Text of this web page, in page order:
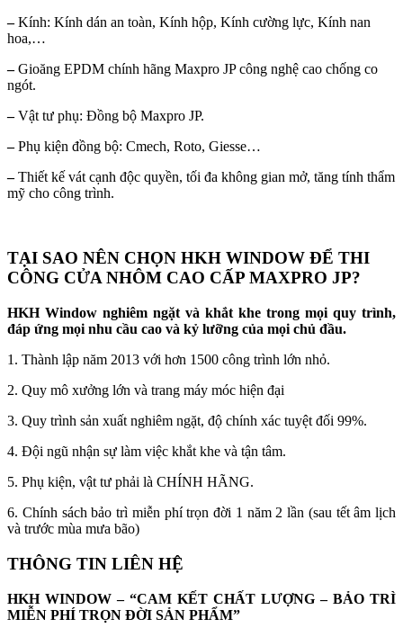
–Kính: Kính dán an toàn, Kính hộp, Kính cường lực, Kính nan
hoa,…
–Gioăng EPDM chính hãng Maxpro JP công nghệ cao chống co
ngót.
–Vật tư phụ: Đồng bộ Maxpro JP.
–Phụ kiện đồng bộ: Cmech, Roto, Giesse…
–Thiết kế vát cạnh độc quyền, tối đa không gian mở, tăng tính thẩm
mỹ cho công trình.
TẠI SAO NÊN CHỌN HKH WINDOW ĐỂ THI
CÔNG CỬA NHÔM CAO CẤP MAXPRO JP?
HKH Window nghiêm ngặt và khắt khe trong mọi quy trình,
đáp ứng mọi nhu cầu cao và kỷ lưỡng của mọi chủ đầu.
1. Thành lập năm 2013 với hơn 1500 công trình lớn nhỏ.
2. Quy mô xưởng lớn và trang máy móc hiện đại
3. Quy trình sản xuất nghiêm ngặt, độ chính xác tuyệt đối 99%.
4. Đội ngũ nhận sự làm việc khắt khe và tận tâm.
5. Phụ kiện, vật tư phải là CHÍNH HÃNG.
6. Chính sách bảo trì miễn phí trọn đời 1 năm 2 lần (sau tết âm lịch
và trước mùa mưa bão)
THÔNG TIN LIÊN HỆ
HKH WINDOW – “CAM KẾT CHẤT LƯỢNG – BẢO TRÌ
MIỄN PHÍ TRỌN ĐỜI SẢN PHẨM”